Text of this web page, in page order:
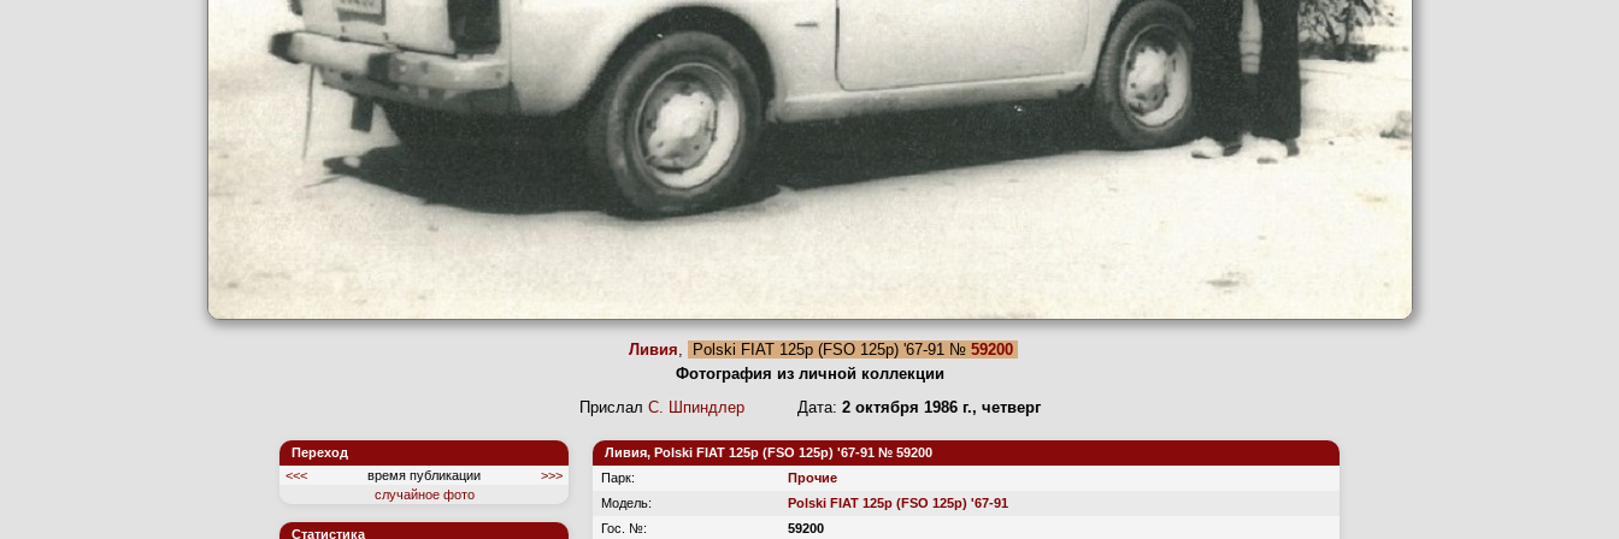
Ливия, Polski FIAT 125p (FSO 125p) '67-91 № 59200
Фотография из личной коллекции
Прислал С. ШпиндлерДата: 2 октября 1986 г., четверг
Переход
<<<
время публикации
>>>
случайное фото
Статистика
Ливия, Polski FIAT 125p (FSO 125p) '67-91 № 59200
Парк:
Прочие
Модель:
Polski FIAT 125p (FSO 125p) '67-91
Гос. №:
59200